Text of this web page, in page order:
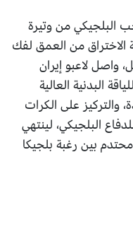
البلجيكي من وتيرة
الاختراق من العمق لفك
واصل لاعبو إيران
البدنية العالية
والتركيز على الكرات
البلجيكي، لينتهي
بين رغبة بلجيكا